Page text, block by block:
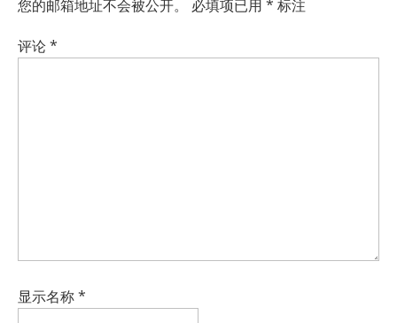
您的邮箱地址不会被公开。 必填项已用 * 标注
评论*
显示名称*